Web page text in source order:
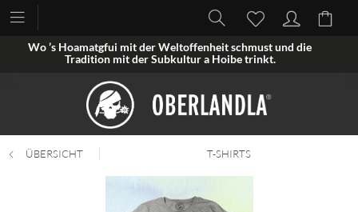
Wo ’s Hoamatgfui mit der Weltoffenheit schmust und die
Tradition mit der Subkultur a Hoibe trinkt.
ÜBERSICHT T-SHIRTS